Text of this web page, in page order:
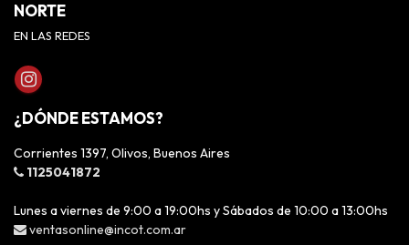
NORTE
EN LAS REDES
¿DÓNDE ESTAMOS?
Corrientes 1397, Olivos, Buenos Aires
1125041872
Lunes a viernes de 9:00 a 19:00hs y Sábados de 10:00 a 13:00hs
ventasonline@incot.com.ar